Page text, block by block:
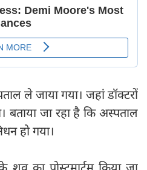
ले जाया गया। जहां डॉक्टरों
बताया जा रहा है कि अस्पताल
हो गया।